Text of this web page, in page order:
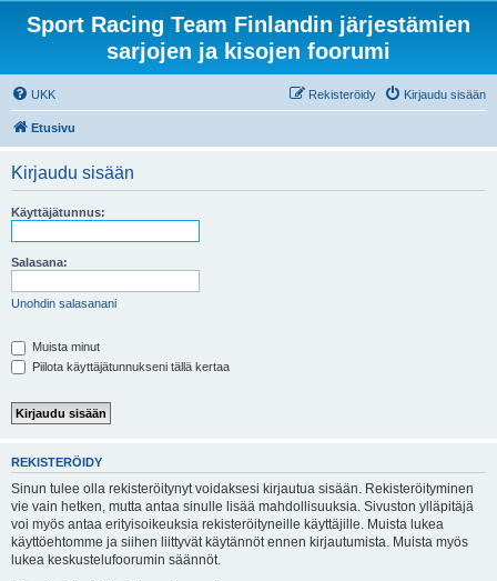
Sport Racing Team Finlandin järjestämien
sarjojen ja kisojen foorumi
UKK Kirjaudu sisään
Rekisteröidy
Etusivu
Kirjaudu sisään
Käyttäjätunnus:
Salasana:
Unohdin salasanani
Muista minut
Piilota käyttäjätunnukseni tällä kertaa
REKISTERÖIDY
Sinun tulee olla rekisteröitynyt voidaksesi kirjautua sisään. Rekisteröityminen
vie vain hetken, mutta antaa sinulle lisää mahdollisuuksia. Sivuston ylläpitäjä
voi myös antaa erityisoikeuksia rekisteröityneille käyttäjille. Muista lukea
käyttöehtomme ja siihen liittyvät käytännöt ennen kirjautumista. Muista myös
lukea keskustelufoorumin säännöt.